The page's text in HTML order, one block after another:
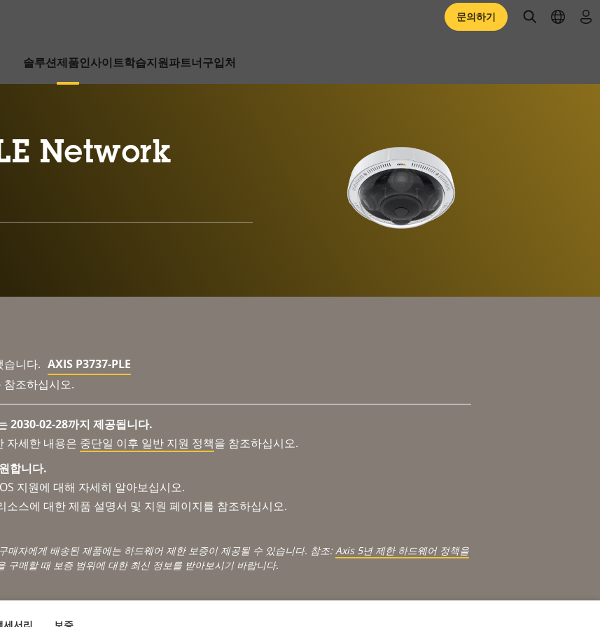
솔루션제품인사이트학습지원파트너구입처
문의하기 openopen로
Network
습니다. AXIS P3737-PLE
조하십시오.
2030-02-28까지 제공됩니다.
자세한 내용은 중단일 이후 일반 지원 정책을 참조하십시오.
합니다.
지원에 대해 자세히 알아보십시오.
소스에 대한 제품 설명서 및 지원 페이지를 참조하십시오.
매자에게 배송된 제품에는 하드웨어 제한 보증이 제공될 수 있습니다. 참조:Axis 5년 제한 하드웨어 정책을
구매할 때 보증 범위에 대한 최신 정보를 받아보시기 바랍니다.